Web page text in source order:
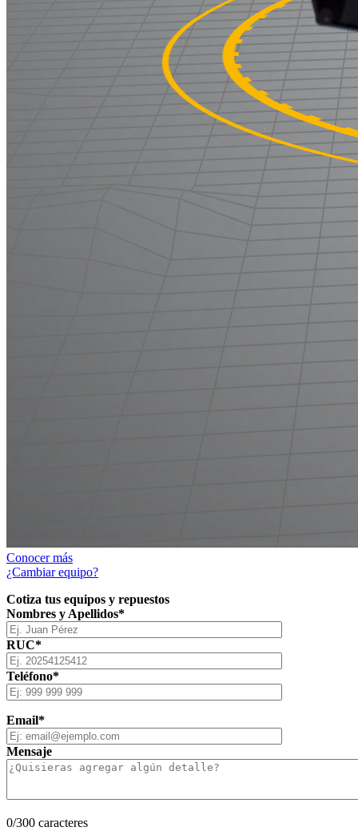
Conocer más
¿Cambiar equipo?
Cotiza tus equipos y repuestos
Nombres y Apellidos*
RUC*
Teléfono*
Email*
Mensaje
0/300 caracteres